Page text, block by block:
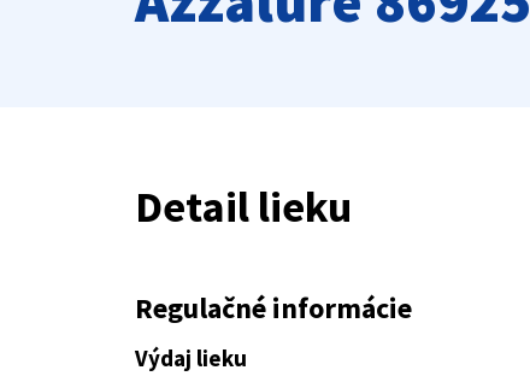
Detail lieku
Regulačné informácie
Výdaj lieku